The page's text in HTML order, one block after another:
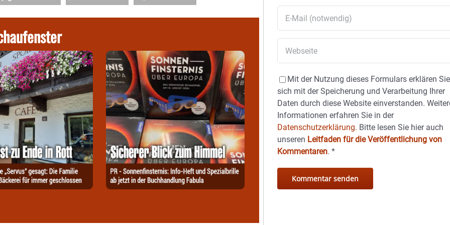
Mit der Nutzung dieses Formulars erklären Sie
sich mit der Speicherung und Verarbeitung Ihrer
Daten durch diese Website einverstanden.
Informationen erfahren Sie in der
Datenschutzerklärung. Bitte lesen Sie hier auch
unseren Leitfaden für die Veröffentlichung von
Kommentaren.*